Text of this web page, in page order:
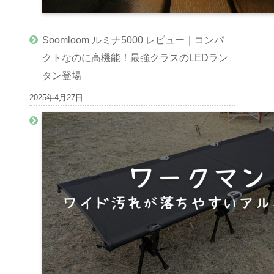
Soomloom ルミナ5000 レビュー｜コンパ
クトなのに高機能！最強クラスのLEDラン
タン登場
2025年4月27日